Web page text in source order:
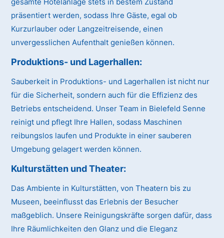
präsentiert werden, sodass Ihre Gäste, egal ob
Kurzurlauber oder Langzeitreisende, einen
unvergesslichen Aufenthalt genießen können.
Produktions- und Lagerhallen:
Sauberkeit in Produktions- und Lagerhallen ist nicht nur
für die Sicherheit, sondern auch für die Effizienz des
Betriebs entscheidend. Unser Team in Bielefeld Senne
reinigt und pflegt Ihre Hallen, sodass Maschinen
reibungslos laufen und Produkte in einer sauberen
Umgebung gelagert werden können.
Kulturstätten und Theater:
Das Ambiente in Kulturstätten, von Theatern bis zu
Museen, beeinflusst das Erlebnis der Besucher
maßgeblich. Unsere Reinigungskräfte sorgen dafür, dass
Ihre Räumlichkeiten den Glanz und die Eleganz